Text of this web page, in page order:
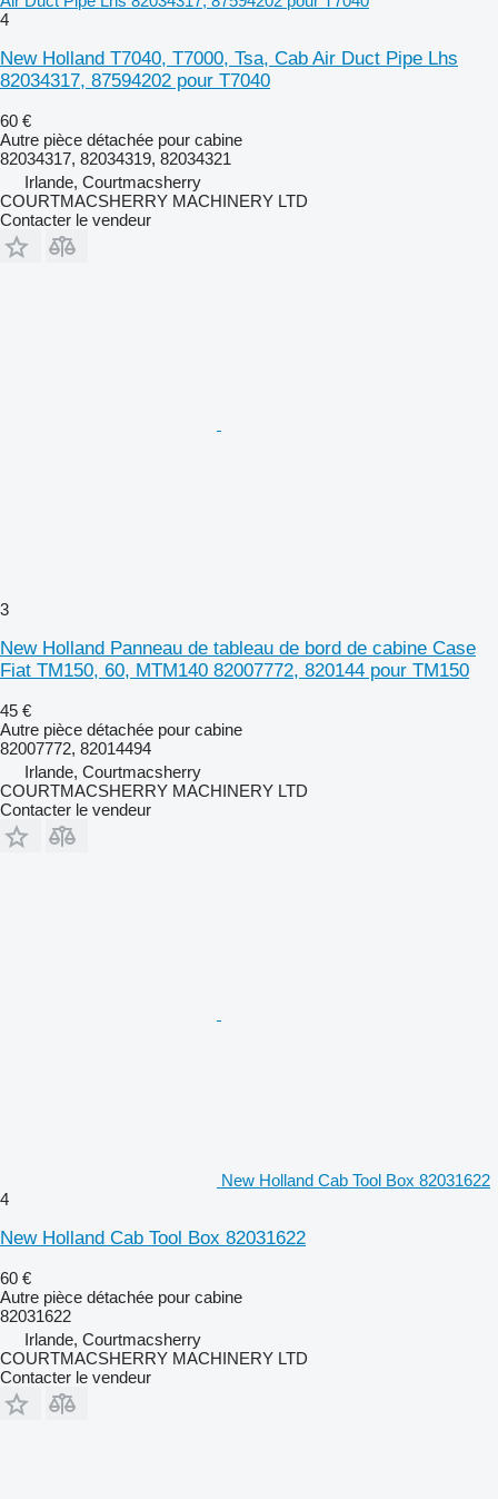
4
New Holland T7040, T7000, Tsa, Cab Air Duct Pipe Lhs
82034317, 87594202 pour T7040
60 €
Autre pièce détachée pour cabine
82034317, 82034319, 82034321
Irlande, Courtmacsherry
COURTMACSHERRY MACHINERY LTD
Contacter le vendeur
3
New Holland Panneau de tableau de bord de cabine Case
Fiat TM150, 60, MTM140 82007772, 820144 pour TM150
45 €
Autre pièce détachée pour cabine
82007772, 82014494
Irlande, Courtmacsherry
COURTMACSHERRY MACHINERY LTD
Contacter le vendeur
New Holland Cab Tool Box 82031622
4
New Holland Cab Tool Box 82031622
60 €
Autre pièce détachée pour cabine
82031622
Irlande, Courtmacsherry
COURTMACSHERRY MACHINERY LTD
Contacter le vendeur